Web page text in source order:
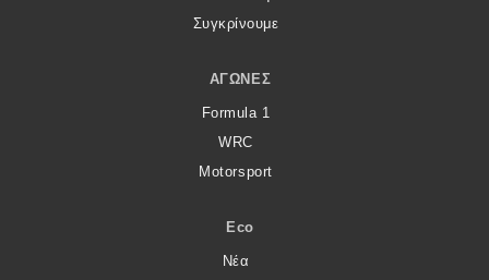
Συγκρίνουμε
ΑΓΏΝΕΣ
Formula 1
WRC
Motorsport
Eco
Νέα